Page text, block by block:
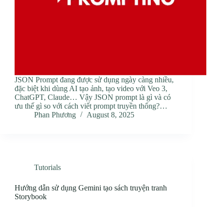
JSON Prompt đang được sử dụng ngày càng nhiều,
đặc biệt khi dùng AI tạo ảnh, tạo video với Veo 3,
ChatGPT, Claude… Vậy JSON prompt là gì và có
ưu thế gì so với cách viết prompt truyền thống?…
Phan Phương
August 8, 2025
Tutorials
Hướng dẫn sử dụng Gemini tạo sách truyện tranh
Storybook